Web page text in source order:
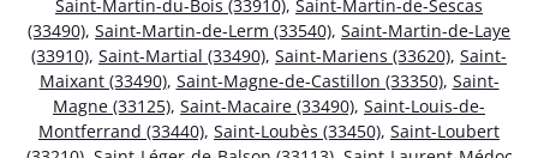
Saint-Martin-du-Bois (33910), Saint-Martin-de-Sescas
(33490), Saint-Martin-de-Lerm (33540), Saint-Martin-de-Laye
(33910), Saint-Martial (33490), Saint-Mariens (33620), Saint-
Maixant (33490), Saint-Magne-de-Castillon (33350), Saint-
Magne (33125), Saint-Macaire (33490), Saint-Louis-de-
Montferrand (33440), Saint-Loubès (33450), Saint-Loubert